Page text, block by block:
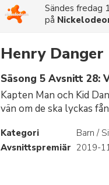
Sändes fredag
på
Henry Danger
Säsong 5 Avsnitt 28:
Kapten Man och Kid
vän om de ska lyckas
Kategori
Barn /
Avsnittspremiär 2019-